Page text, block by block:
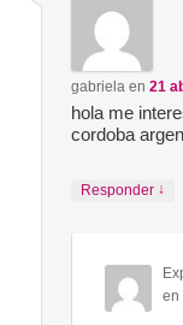
gabriela en21
hola me
cordoba
Responder ↓
en